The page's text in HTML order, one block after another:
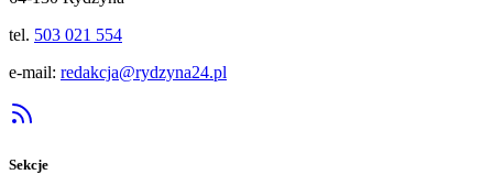
tel. 503 021 554
e-mail: redakcja@rydzyna24.pl
Sekcje